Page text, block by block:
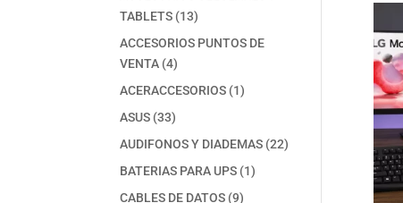
TABLETS 1313
productos
ACCESORIOS PUNTOS DE
VENTA 44
productos
ACERACCESORIOS 11
ASUS 3333
productos
AUDIFONOS Y DIADEMAS 2222
BATERIAS PARA UPS 11
CABLES DE DATOS 99